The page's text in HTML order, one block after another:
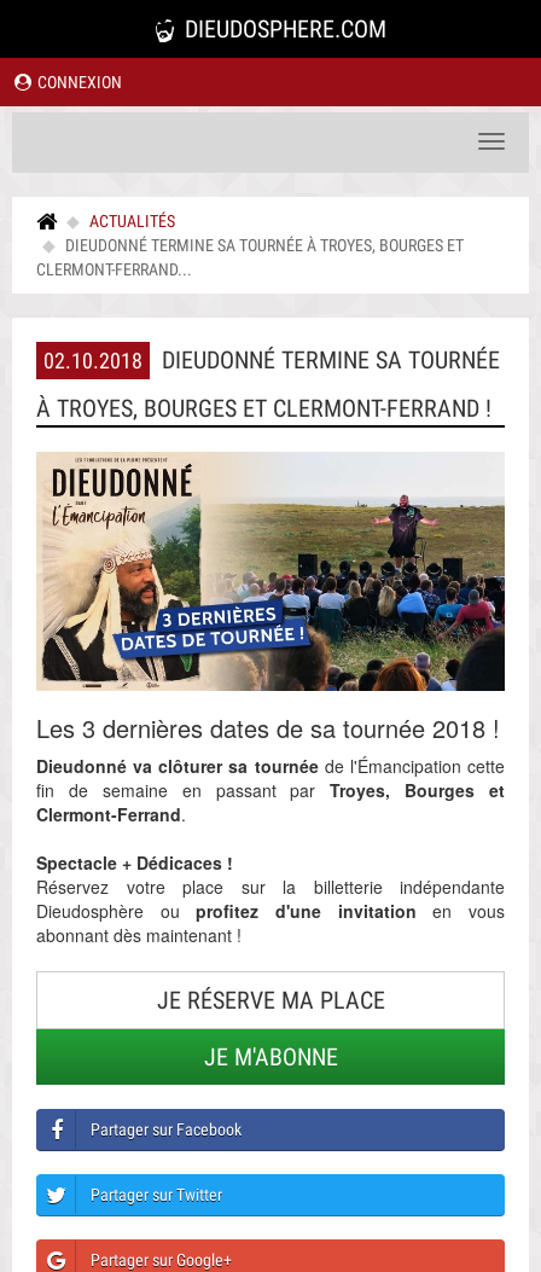
DIEUDOSPHERE.COM
CONNEXION
Toggle
ACTUALITÉS
DIEUDONNÉ TERMINE SA TOURNÉE À TROYES, BOURGES ET
CLERMONT-FERRAND...
02.10.2018
DIEUDONNÉ TERMINE SA TOURNÉE
À TROYES, BOURGES ET CLERMONT-FERRAND !
Les 3 dernières dates de sa tournée 2018 !
Dieudonné va clôturer sa tournée de l'Émancipation cette
fin de semaine en passant par Troyes, Bourges et
Clermont-Ferrand.
Spectacle + Dédicaces !
Réservez votre place sur la billetterie indépendante
Dieudosphère ouprofitez d'une invitation en vous
abonnant dès maintenant !
JE RÉSERVE MA PLACE
JE M'ABONNE
Partager sur Facebook
Partager sur Twitter
Partager sur Google+